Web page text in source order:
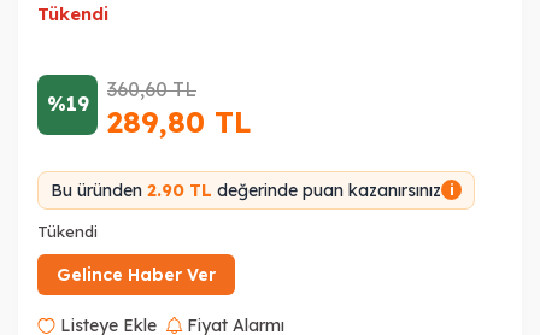
Tükendi
%19
360,60TL
289,80 TL
Bu üründen 2.90 TL değerinde puan kazanırsınız i
Tükendi
Gelince Haber Ver
Listeye Ekle Fiyat Alarmı